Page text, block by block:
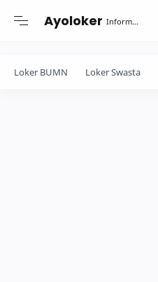
Ayoloker Informasi lowongan khusus Fresh Graduate lulusan Diploma-Sarjana....
Loker BUMN Loker Swasta